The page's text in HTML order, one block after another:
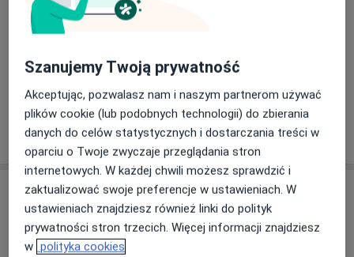
Dostępność
W tym gabinecie nie można umawiać wizyt przez
Co mam zrobić w tej sytuacji?
Pokaż więcej
o adresie
Ubezpieczenia - brak akceptowanych
Ten specjalista przyjmuje wyłącznie pacjentów
prywatnych. Możesz opłacić wizytę samodzielnie lub
Szanujemy Twoją prywatność
Akceptując, pozwalasz nam i naszym partnerom używać
plików cookie (lub podobnych technologii) do zbierania
danych do celów statystycznych i dostarczania treści w
oparciu o Twoje zwyczaje przeglądania stron
internetowych. W każdej chwili możesz sprawdzić i
zaktualizować swoje preferencje w ustawieniach. W
ustawieniach znajdziesz również linki do polityk
prywatności stron trzecich. Więcej informacji znajdziesz
w polityka cookies